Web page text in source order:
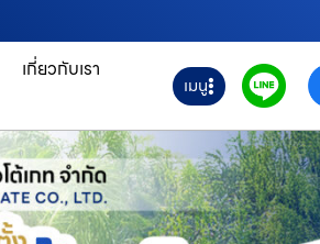
เกี่ยวกับเรา
เมนู